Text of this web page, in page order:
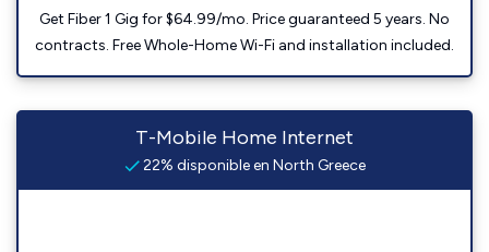
Get Fiber 1 Gig for $64.99/mo. Price guaranteed 5 years. No
contracts. Free Whole-Home Wi-Fi and installation included.
T-Mobile Home Internet
22% disponible en North Greece